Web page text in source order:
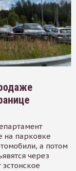
на парковке
а потом
через